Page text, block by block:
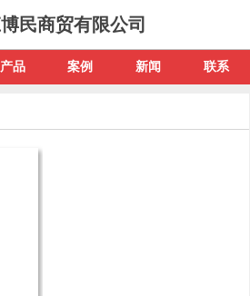
民商贸有限公司
产品 案例 新闻 联系